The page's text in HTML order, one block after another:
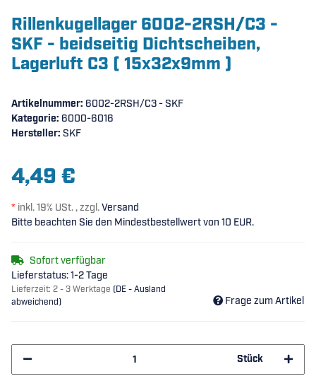
Rillenkugellager 6002-2RSH/C3 -
SKF - beidseitig Dichtscheiben,
Lagerluft C3 ( 15x32x9mm )
Artikelnummer: 6002-2RSH/C3 - SKF
Kategorie: 6000-6016
Hersteller: SKF
4,49 €
* inkl. 19% USt. , zzgl.Versand
Bitte beachten Sie den Mindestbestellwert von 10 EUR.
Sofort verfügbar
Lieferstatus: 1-2 Tage
Lieferzeit: 2 - 3 Werktage (DE - Ausland
abweichend)
Frage zum Artikel
Stück